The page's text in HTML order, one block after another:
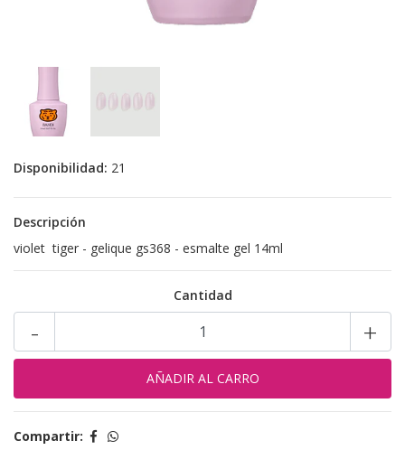
Disponibilidad: 21
Descripción
violet tiger - gelique gs368 - esmalte gel 14ml
Cantidad
+
-
Compartir: